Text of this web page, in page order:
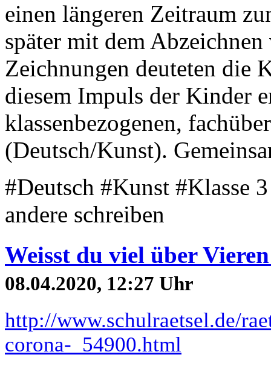
einen längeren Zeitraum
später mit dem
Zeichnungen deuteten die
diesem Impuls der Kinder
klassenbezogenen,
(Deutsch/Kunst).
#Deutsch #Kunst #Klasse
andere schreiben
Weisst du viel über
08.04.2020, 12:27 Uhr
http://www.schulraetsel.de/
corona-_54900.html